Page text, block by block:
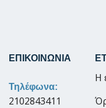
ΕΠΙΚΟΙΝΩΝΙΑ
Τηλέφωνα:
2102843411
Η